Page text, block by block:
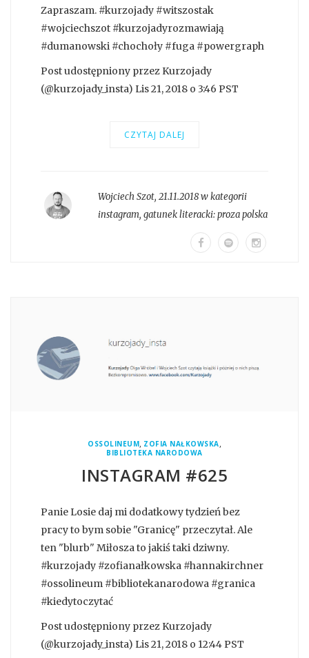
Zapraszam. #kurzojady #witszostak
#wojciechszot #kurzojadyrozmawiają
#dumanowski #chochoły #fuga #powergraph
Post udostępniony przez Kurzojady
(@kurzojady_insta) Lis 21, 2018 o 3:46 PST
CZYTAJ DALEJ
Wojciech Szot, 21.11.2018 w kategorii
instagram, gatunek literacki:proza polska
OSSOLINEUM, ZOFIA NAŁKOWSKA,
BIBLIOTEKA NARODOWA
INSTAGRAM #625
Panie Losie daj mi dodatkowy tydzień bez
pracy to bym sobie "Granicę" przeczytał. Ale
ten "blurb" Miłosza to jakiś taki dziwny.
#kurzojady #zofianałkowska #hannakirchner
#ossolineum #bibliotekanarodowa #granica
#kiedytoczytać
Post udostępniony przez Kurzojady
(@kurzojady_insta) Lis 21, 2018 o 12:44 PST